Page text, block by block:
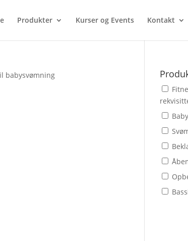
Produkter Kurser og Events Kontakt
babysvømning